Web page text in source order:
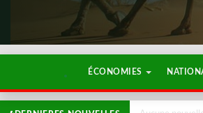
ÉCONOMIES